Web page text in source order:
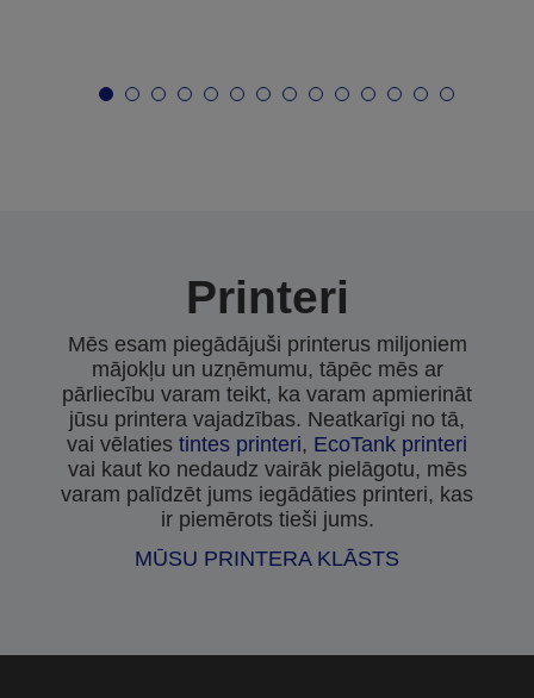
Printeri
Mēs esam piegādājuši printerus miljoniem
mājokļu un uzņēmumu, tāpēc mēs ar
pārliecību varam teikt, ka varam apmierināt
jūsu printera vajadzības. Neatkarīgi no tā,
vai vēlaties tintes printeri, EcoTank printeri
vai kaut ko nedaudz vairāk pielāgotu, mēs
varam palīdzēt jums iegādāties printeri, kas
ir piemērots tieši jums.
MŪSU PRINTERA KLĀSTS